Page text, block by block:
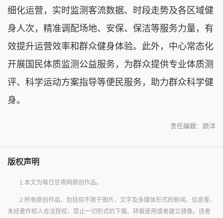
细化运营，实时监测客流数据、时段走势及各区域健
身人次，精准调配场地、安保、保洁等服务力量，有
效提升运营效率和群众健身体验。此外，中心常态化
开展国民体质监测公益服务，为群众提供专业体质测
评、科学运动方案指导等便民服务，助力群众科学健
身。
责任编辑：顾洋
版权声明
1.本文为每日甘肃网原创作品。
2.所有原创作品，包括但不限于图片、文字及多媒体形式的新闻、信息等，
未经著作权人合法授权，禁止一切形式的下载、转载使用或者建立镜像。违者